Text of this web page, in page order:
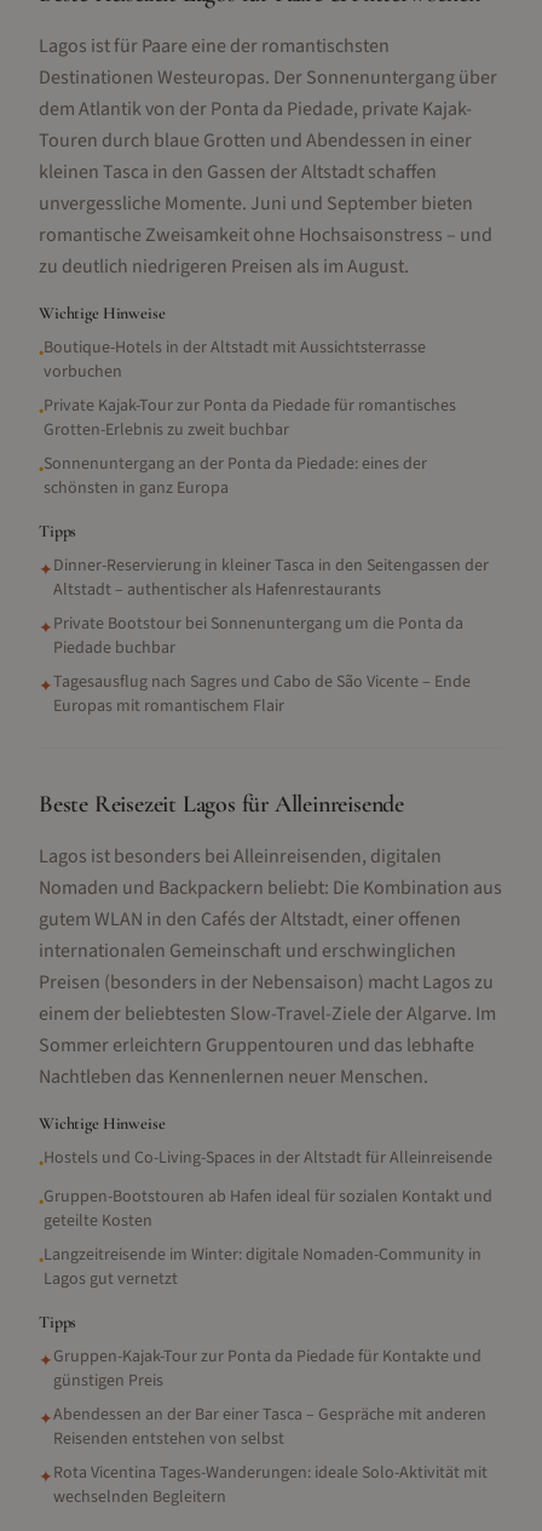
Lagos ist für Paare eine der romantischsten
Destinationen Westeuropas. Der Sonnenuntergang über
dem Atlantik von der Ponta da Piedade, private Kajak-
Touren durch blaue Grotten und Abendessen in einer
kleinen Tasca in den Gassen der Altstadt schaffen
unvergessliche Momente. Juni und September bieten
romantische Zweisamkeit ohne Hochsaisonstress – und
zu deutlich niedrigeren Preisen als im August.
Wichtige Hinweise
•Boutique-Hotels in der Altstadt mit Aussichtsterrasse
vorbuchen
•Private Kajak-Tour zur Ponta da Piedade für romantisches
Grotten-Erlebnis zu zweit buchbar
•Sonnenuntergang an der Ponta da Piedade: eines der
schönsten in ganz Europa
Tipps
✦Dinner-Reservierung in kleiner Tasca in den Seitengassen der
Altstadt – authentischer als Hafenrestaurants
✦Private Bootstour bei Sonnenuntergang um die Ponta da
Piedade buchbar
✦Tagesausflug nach Sagres und Cabo de São Vicente – Ende
Europas mit romantischem Flair
Beste Reisezeit Lagos für Alleinreisende
Lagos ist besonders bei Alleinreisenden, digitalen
Nomaden und Backpackern beliebt: Die Kombination aus
gutem WLAN in den Cafés der Altstadt, einer offenen
internationalen Gemeinschaft und erschwinglichen
Preisen (besonders in der Nebensaison) macht Lagos zu
einem der beliebtesten Slow-Travel-Ziele der Algarve. Im
Sommer erleichtern Gruppentouren und das lebhafte
Nachtleben das Kennenlernen neuer Menschen.
Wichtige Hinweise
•Hostels und Co-Living-Spaces in der Altstadt für Alleinreisende
•Gruppen-Bootstouren ab Hafen ideal für sozialen Kontakt und
geteilte Kosten
•Langzeitreisende im Winter: digitale Nomaden-Community in
Lagos gut vernetzt
Tipps
✦Gruppen-Kajak-Tour zur Ponta da Piedade für Kontakte und
günstigen Preis
✦Abendessen an der Bar einer Tasca – Gespräche mit anderen
Reisenden entstehen von selbst
✦Rota Vicentina Tages-Wanderungen: ideale Solo-Aktivität mit
wechselnden Begleitern